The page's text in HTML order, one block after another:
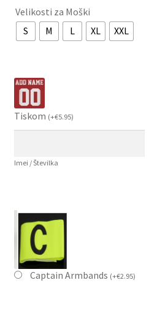
Velikosti za Moški
S
M L XL XXL
Tiskom (+€5.95)
Imei / Številka
Captain Armbands (+€2.95)